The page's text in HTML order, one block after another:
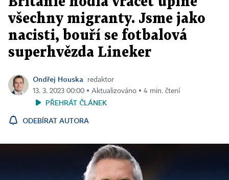
všechny migranty. Jsme jako
nacisti, bouří se fotbalová
superhvězda Lineker
Ondřej Houska
redaktor
13. 3. 2023 00:00 ▪ Aktualizováno ▪ 4 min. čtení
PŘEHRÁT ČLÁNEK
ODEBÍRAT AUTORA